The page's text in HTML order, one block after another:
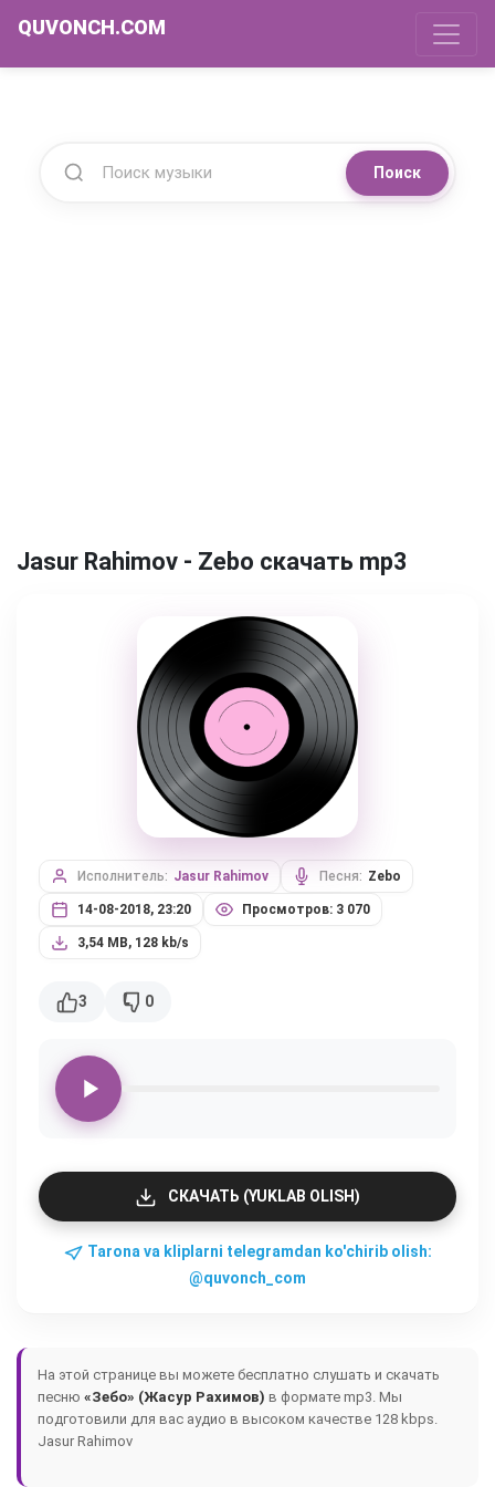
QUVONCH.COM
Поиск
Jasur Rahimov - Zebo скачать mp3
Исполнитель: Jasur Rahimov Песня: Zebo
14-08-2018, 23:20 Просмотров: 3 070
3,54 MB, 128 kb/s
3 0
СКАЧАТЬ (YUKLAB OLISH)
Tarona va kliplarni telegramdan ko'chirib olish:
@quvonch_com
На этой странице вы можете бесплатно слушать и скачать
песню «Зебо» (Жасур Рахимов) в формате mp3. Мы
подготовили для вас аудио в высоком качестве 128 kbps.
Jasur Rahimov